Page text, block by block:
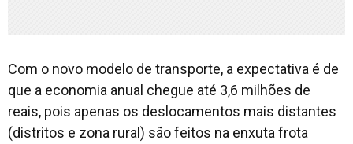
Com o novo modelo de transporte, a expectativa é de
que a economia anual chegue até 3,6 milhões de
reais, pois apenas os deslocamentos mais distantes
(distritos e zona rural) são feitos na enxuta frota